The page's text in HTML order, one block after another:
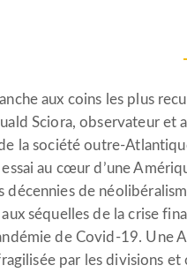
aux coins les plus
Sciora, observateur et
la société outre-
au cœur d’une
décennies de
séquelles de la crise
de Covid-19. Une
par les divisions et